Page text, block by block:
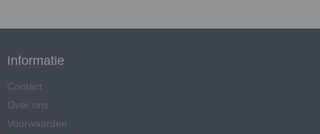
Informatie
Contact
Over ons
Voorwaarden